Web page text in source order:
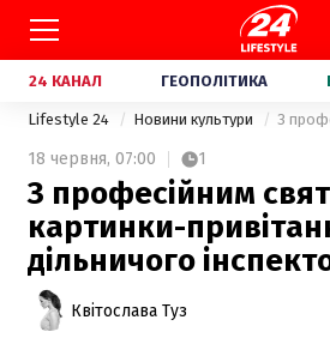
24 КАНАЛ ГЕОПОЛІТИКА
Lifestyle 24 Новини культури
18 червня, 07:00 1
З професійним
картинки-
дільничого
Квітослава Туз